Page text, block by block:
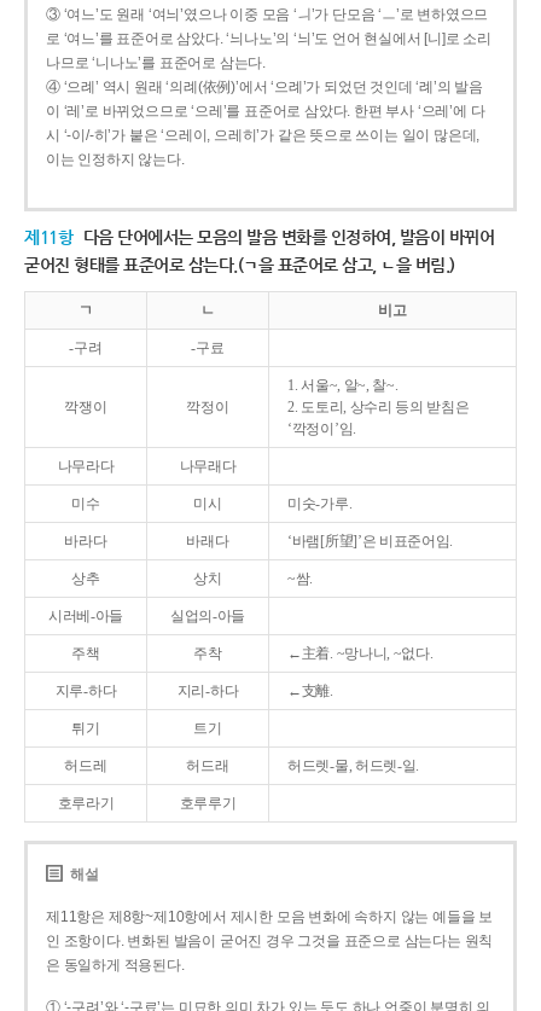
③ ‘여느’도 원래 ‘여늬’였으나 이중 모음 ‘ㅢ’가 단모음 ‘ㅡ’로 변하였으므
로 ‘여느’를 표준어로 삼았다. ‘늬나노’의 ‘늬’도 언어 현실에서 [니]로 소리
나므로 ‘니나노’를 표준어로 삼는다.
④ ‘으례’ 역시 원래 ‘의례(依例)’에서 ‘으례’가 되었던 것인데 ‘례’의 발음
이 ‘레’로 바뀌었으므로 ‘으레’를 표준어로 삼았다. 한편 부사 ‘으레’에 다
시 ‘-이/-히’가 붙은 ‘으레이, 으레히’가 같은 뜻으로 쓰이는 일이 많은데,
이는 인정하지 않는다.
제11항 다음 단어에서는 모음의 발음 변화를 인정하여, 발음이 바뀌어
굳어진 형태를 표준어로 삼는다.(ㄱ을 표준어로 삼고, ㄴ을 버림.)
ㄱ ㄴ 비고
-구려 -구료
깍쟁이 깍정이
1. 서울~, 알~, 찰~.
2. 도토리, 상수리 등의 받침은
‘깍정이’임.
나무라다 나무래다
미수 미시 미숫-가루.
바라다 바래다 ‘바램[所望]’은 비표준어임.
상추 상치 ~쌈.
시러베-아들 실업의-아들
주책 주착 ←主着. ~망나니, ~없다.
지루-하다 지리-하다 ←支離.
튀기 트기
허드레 허드래 허드렛-물, 허드렛-일.
호루라기 호루루기
해설
제11항은 제8항~제10항에서 제시한 모음 변화에 속하지 않는 예들을 보
인 조항이다. 변화된 발음이 굳어진 경우 그것을 표준으로 삼는다는 원칙
은 동일하게 적용된다.
① ‘-구려’와 ‘-구료’는 미묘한 의미 차가 있는 듯도 하나 언중이 분명히 의